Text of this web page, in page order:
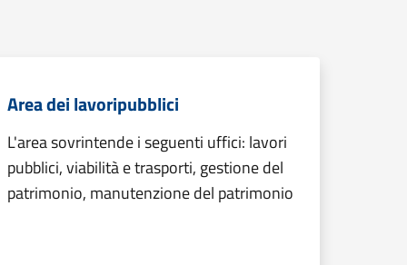
Area dei lavoripubblici
L'area sovrintende i seguenti uffici: lavori
pubblici, viabilità e trasporti, gestione del
patrimonio, manutenzione del patrimonio